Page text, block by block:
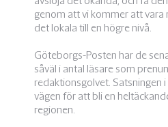
genom att vi kommer att vara
det lokala till en högre nivå.
Göteborgs-Posten har de
såväl i antal läsare som
redaktionsgolvet. Satsningen
vägen för att bli en
regionen.